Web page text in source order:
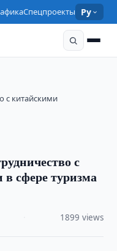
Спецпроекты Ру
с китайскими
с
сфере туризма
1899 views